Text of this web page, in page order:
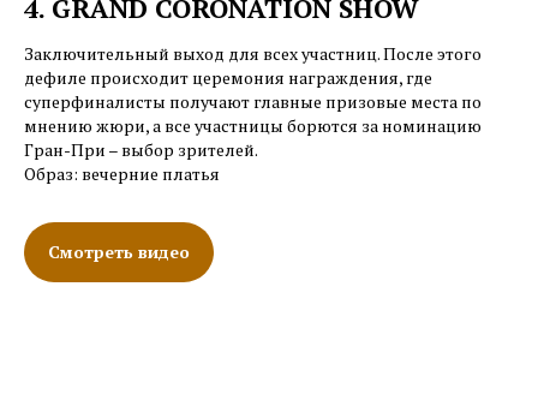
4. GRAND CORONATION SHOW
Заключительный выход для всех участниц. После этого
дефиле происходит церемония награждения, где
суперфиналисты получают главные призовые места по
мнению жюри, а все участницы борются за номинацию
Гран-При – выбор зрителей.
Образ: вечерние платья
Смотреть видео